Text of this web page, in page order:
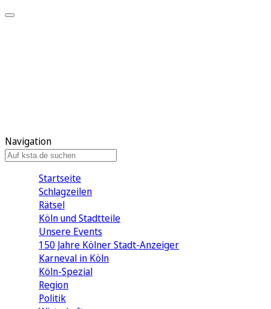
Navigation
Startseite
Schlagzeilen
Rätsel
Köln und Stadtteile
Unsere Events
150 Jahre Kölner Stadt-Anzeiger
Karneval in Köln
Köln-Spezial
Region
Politik